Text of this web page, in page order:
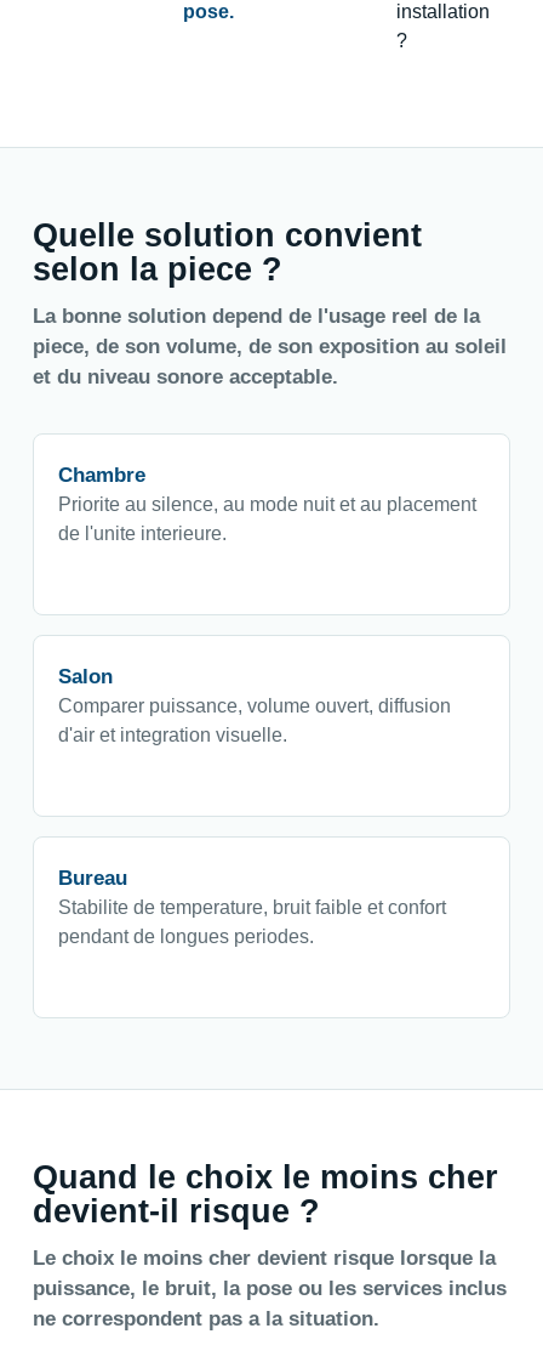
pose.
installation
?
Quelle solution convient
selon la piece ?
La bonne solution depend de l'usage reel de la
piece, de son volume, de son exposition au soleil
et du niveau sonore acceptable.
Chambre
Priorite au silence, au mode nuit et au placement
de l'unite interieure.
Salon
Comparer puissance, volume ouvert, diffusion
d'air et integration visuelle.
Bureau
Stabilite de temperature, bruit faible et confort
pendant de longues periodes.
Quand le choix le moins cher
devient-il risque ?
Le choix le moins cher devient risque lorsque la
puissance, le bruit, la pose ou les services inclus
ne correspondent pas a la situation.